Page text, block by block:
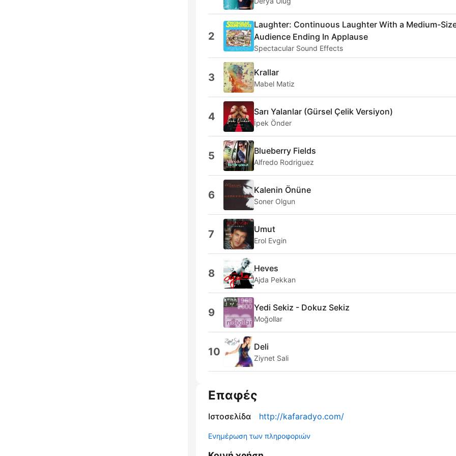
2
Laughter: Continuous Laughter With a Medium-
Audience Ending In Applause
Spectacular Sound Effects
3 Krallar
Mabel Matiz
4 Sarı Yalanlar (Gürsel Çelik Versiyon)
İpek Önder
5 Blueberry Fields
Alfredo Rodriguez
6 Kalenin Önüne
Soner Olgun
7 Umut
Erol Evgin
8 Heves
Ajda Pekkan
9 Yedi Sekiz - Dokuz Sekiz
Moğollar
10 Deli
Ziynet Sali
Επαφές
Ιστοσελίδα http://kafaradyo.com/
Ενημέρωση των πληροφοριών